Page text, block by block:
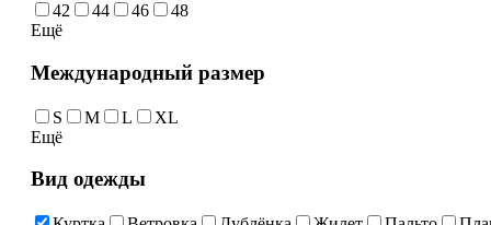
42 44 46
48
Ещё
Международный размер
S M L
XL
Ещё
Вид одежды